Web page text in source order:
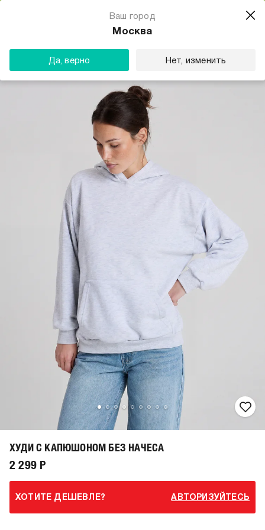
Ваш город
Москва
Да, верно Нет, изменить
ХУДИ С КАПЮШОНОМ БЕЗ НАЧЕСА
2 299 Р
ХОТИТЕ ДЕШЕВЛЕ? АВТОРИЗУЙТЕСЬ
Магазин одежды для тебя